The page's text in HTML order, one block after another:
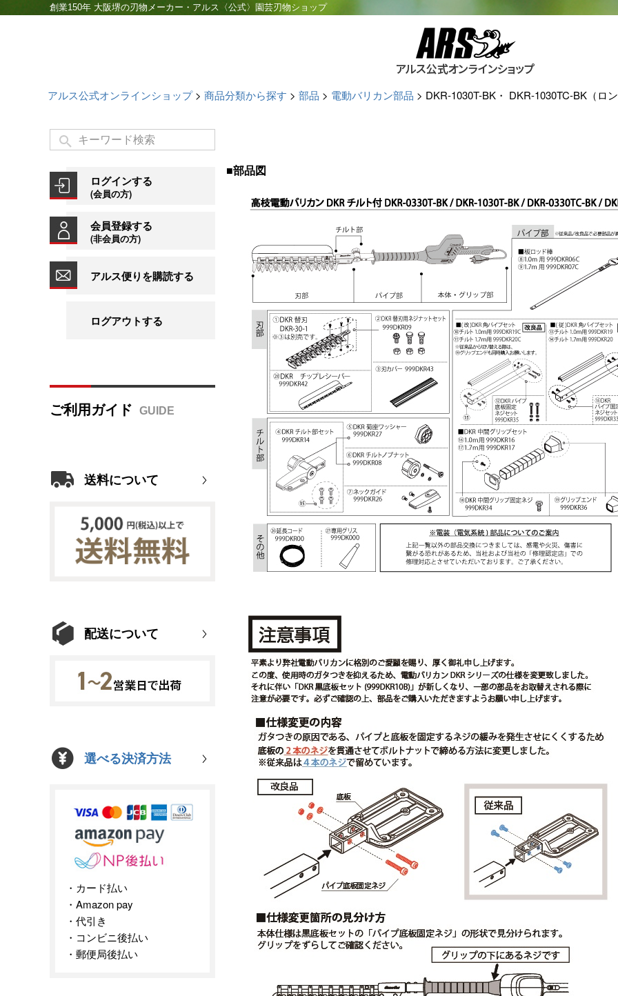
創業150年 大阪堺の刃物メーカー・アルス〈公式〉園芸刃物ショップ
アルス公式オンラインショップ 商品分類から探す 部品 電動バリカン部品 DKR-1030T-BK・ DKR-1030TC-BK（ロ
ログインする
(会員の方)
会員登録する
(非会員の方)
アルス便りを購読する
ログアウトする
ご利用ガイド
送料について
配送について
選べる決済方法
カード払い
Amazon pay
代引き
コンビニ後払い
郵便局後払い
■部品図